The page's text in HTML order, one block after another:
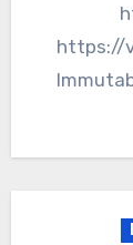
https://